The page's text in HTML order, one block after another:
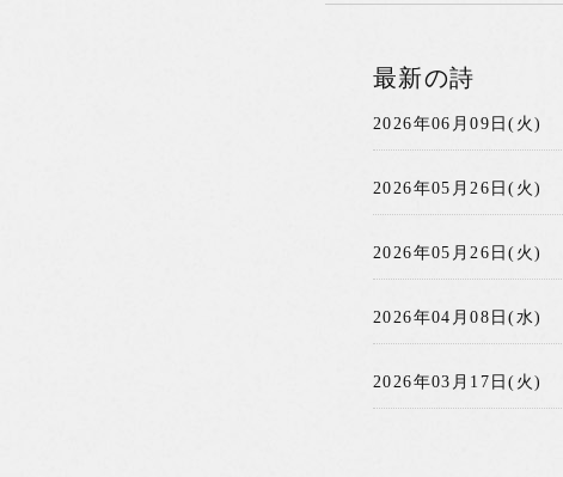
最新の詩
2026年06月09日(火)
2026年05月26日(火)
2026年05月26日(火)
2026年04月08日(水)
2026年03月17日(火)